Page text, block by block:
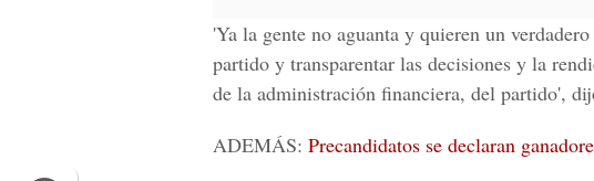
'Ya la gente no aguanta y quieren un
partido y transparentar las decisiones y la
de la administración financiera, del partido',
ADEMÁS: Precandidatos se declaran